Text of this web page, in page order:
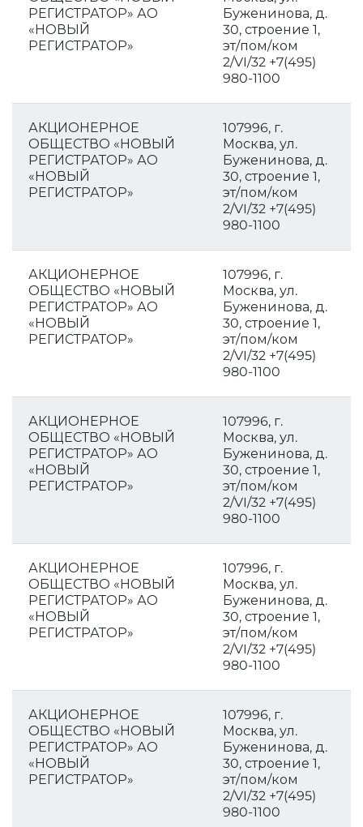
РЕГИСТРАТОР» АО
«НОВЫЙ
РЕГИСТРАТОР»
Буженинова, д.
30, строение 1,
эт/пом/ком
2/VI/32 +7(495)
980-1100
АКЦИОНЕРНОЕ
ОБЩЕСТВО «НОВЫЙ
РЕГИСТРАТОР» АО
«НОВЫЙ
РЕГИСТРАТОР»
107996, г.
Москва, ул.
Буженинова, д.
30, строение 1,
эт/пом/ком
2/VI/32 +7(495)
980-1100
АКЦИОНЕРНОЕ
ОБЩЕСТВО «НОВЫЙ
РЕГИСТРАТОР» АО
«НОВЫЙ
РЕГИСТРАТОР»
107996, г.
Москва, ул.
Буженинова, д.
30, строение 1,
эт/пом/ком
2/VI/32 +7(495)
980-1100
АКЦИОНЕРНОЕ
ОБЩЕСТВО «НОВЫЙ
РЕГИСТРАТОР» АО
«НОВЫЙ
РЕГИСТРАТОР»
107996, г.
Москва, ул.
Буженинова, д.
30, строение 1,
эт/пом/ком
2/VI/32 +7(495)
980-1100
АКЦИОНЕРНОЕ
ОБЩЕСТВО «НОВЫЙ
РЕГИСТРАТОР» АО
«НОВЫЙ
РЕГИСТРАТОР»
107996, г.
Москва, ул.
Буженинова, д.
30, строение 1,
эт/пом/ком
2/VI/32 +7(495)
980-1100
АКЦИОНЕРНОЕ
ОБЩЕСТВО «НОВЫЙ
РЕГИСТРАТОР» АО
«НОВЫЙ
РЕГИСТРАТОР»
107996, г.
Москва, ул.
Буженинова, д.
30, строение 1,
эт/пом/ком
2/VI/32 +7(495)
980-1100